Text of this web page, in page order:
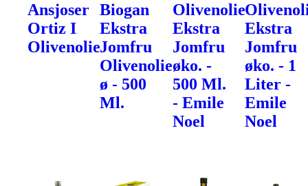
Ansjoser
Ortiz I
Olivenolie
Biogan
Ekstra
Jomfru
Olivenolie
ø - 500
Ml.
Olivenolie
Ekstra
Jomfru
øko. -
500 Ml.
- Emile
Noel
Ekstra
Jomfru
øko. - 1
Liter -
Emile
Noel